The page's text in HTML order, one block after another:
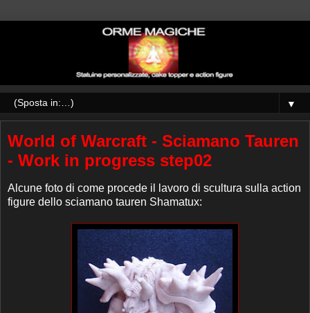
▼
World of Warcraft - Sciamano Tauren
- Work in progress step02
Alcune foto di come procede il lavoro di scultura sulla action
figure dello sciamano tauren Shamatux: